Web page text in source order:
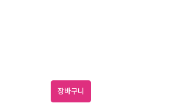
장바구니